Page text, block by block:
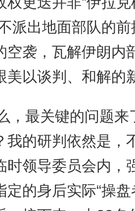
派出地面部队的前
空袭，瓦解伊朗内
美以谈判、和解的
，最关键的问题
我的研判依然是，
时领导委员会内，
定的身后实际“操